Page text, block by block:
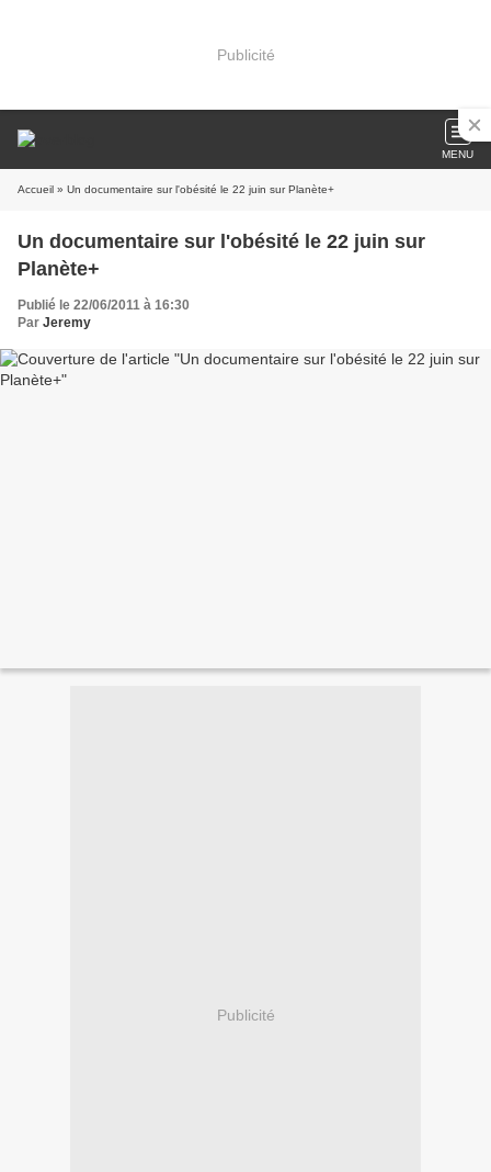
Publicité
MENU
Accueil » Un documentaire sur l'obésité le 22 juin sur Planète+
Un documentaire sur l'obésité le 22 juin sur
Planète+
Publié le 22/06/2011 à 16:30
Par Jeremy
Publicité